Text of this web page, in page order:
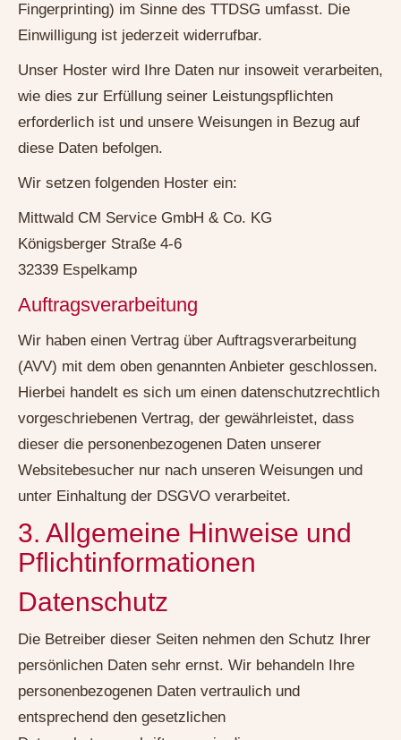
Fingerprinting) im Sinne des TTDSG umfasst. Die
Einwilligung ist jederzeit widerrufbar.
Unser Hoster wird Ihre Daten nur insoweit verarbeiten,
wie dies zur Erfüllung seiner Leistungspflichten
erforderlich ist und unsere Weisungen in Bezug auf
diese Daten befolgen.
Wir setzen folgenden Hoster ein:
Mittwald CM Service GmbH & Co. KG
Königsberger Straße 4-6
32339 Espelkamp
Auftragsverarbeitung
Wir haben einen Vertrag über Auftragsverarbeitung
(AVV) mit dem oben genannten Anbieter geschlossen.
Hierbei handelt es sich um einen datenschutzrechtlich
vorgeschriebenen Vertrag, der gewährleistet, dass
dieser die personenbezogenen Daten unserer
Websitebesucher nur nach unseren Weisungen und
unter Einhaltung der DSGVO verarbeitet.
3. Allgemeine Hinweise und
Pflicht­informationen
Datenschutz
Die Betreiber dieser Seiten nehmen den Schutz Ihrer
persönlichen Daten sehr ernst. Wir behandeln Ihre
personenbezogenen Daten vertraulich und
entsprechend den gesetzlichen